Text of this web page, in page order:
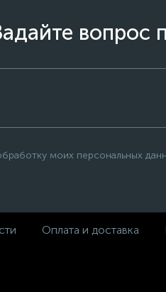
вопрос
моих персональных
Оплата и доставка